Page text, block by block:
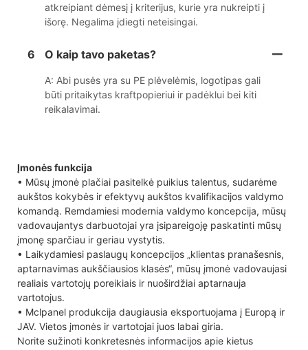
atkreipiant dėmesį į kriterijus, kurie yra nukreipti į
išorę. Negalima įdiegti neteisingai.
6 O kaip tavo paketas?
A: Abi pusės yra su PE plėvelėmis, logotipas gali
būti pritaikytas kraftpopieriui ir padėklui bei kiti
reikalavimai.
Įmonės funkcija
• Mūsų įmonė plačiai pasitelkė puikius talentus, sudarėme
aukštos kokybės ir efektyvų aukštos kvalifikacijos valdymo
komandą. Remdamiesi modernia valdymo koncepcija, mūsų
vadovaujantys darbuotojai yra įsipareigoję paskatinti mūsų
įmonę sparčiau ir geriau vystytis.
• Laikydamiesi paslaugų koncepcijos „klientas pranašesnis,
aptarnavimas aukščiausios klasės“, mūsų įmonė vadovaujasi
realiais vartotojų poreikiais ir nuoširdžiai aptarnauja
vartotojus.
• Mclpanel produkcija daugiausia eksportuojama į Europą ir
JAV. Vietos įmonės ir vartotojai juos labai giria.
Norite sužinoti konkretesnės informacijos apie kietus